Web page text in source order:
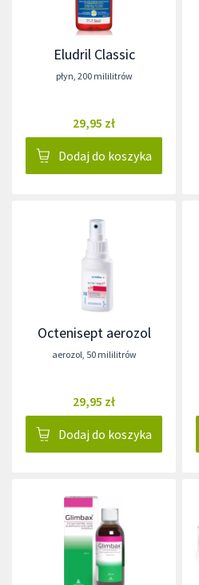
Eludril Classic
płyn 200 mililitrów
29,95 zł
Dodaj do koszyka
Octenisept aerozol
aerozol 50 mililitrów
29,95 zł
Dodaj do koszyka